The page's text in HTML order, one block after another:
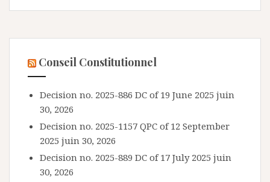
Conseil Constitutionnel
Decision no. 2025-886 DC of 19 June 2025 juin
30, 2026
Decision no. 2025-1157 QPC of 12 September
2025 juin 30, 2026
Decision no. 2025-889 DC of 17 July 2025 juin
30, 2026